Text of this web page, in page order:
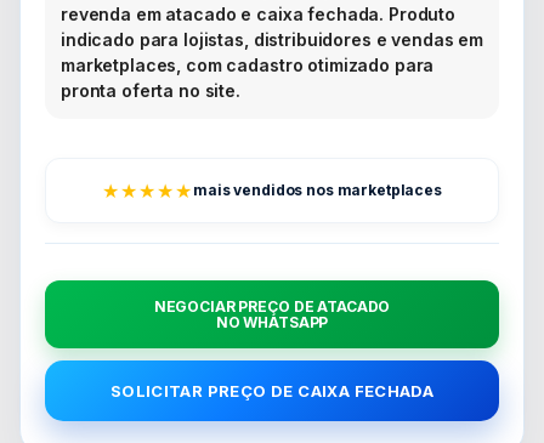
revenda em atacado e caixa fechada. Produto
indicado para lojistas, distribuidores e vendas em
marketplaces, com cadastro otimizado para
pronta oferta no site.
★★★★★ mais vendidos nos marketplaces
NEGOCIAR PREÇO DE ATACADO
NO WHATSAPP
SOLICITAR PREÇO DE CAIXA FECHADA